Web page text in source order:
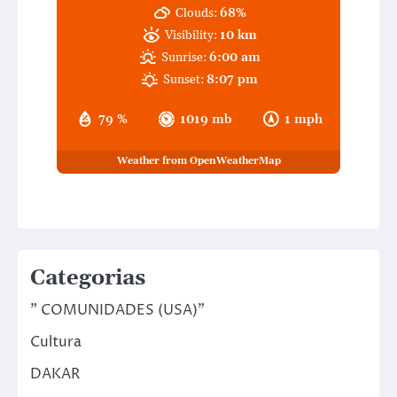
79 % 1019 mb 1 mph
Clouds:68%
Visibility: 10 km
Sunrise:6:00 am
Sunset:8:07 pm
Weather from OpenWeatherMap
Categorias
" COMUNIDADES (USA)"
Cultura
DAKAR